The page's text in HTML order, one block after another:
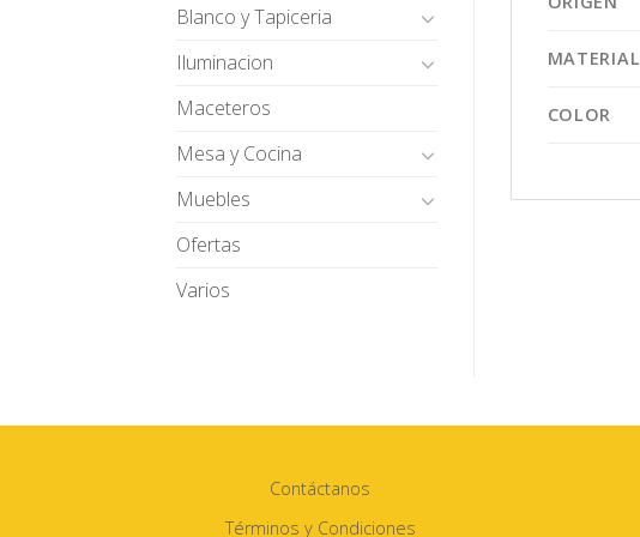
Blanco y Tapiceria
Iluminacion
Maceteros
Mesa y Cocina
Muebles
Ofertas
Varios
MATERIAL
COLOR
Contáctanos
Términos y Condiciones